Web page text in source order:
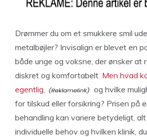
Drømmer du om et smukkere smil
metalbøjler? Invisalign er blevet en
både unge og voksne, der ønsker
diskret og komfortabelt. Men hvad
egentlig,
og hvilke
for tilskud eller forsikring? Prisen på
behandling kan variere betydeligt,
individuelle behov og hvilken klinik,